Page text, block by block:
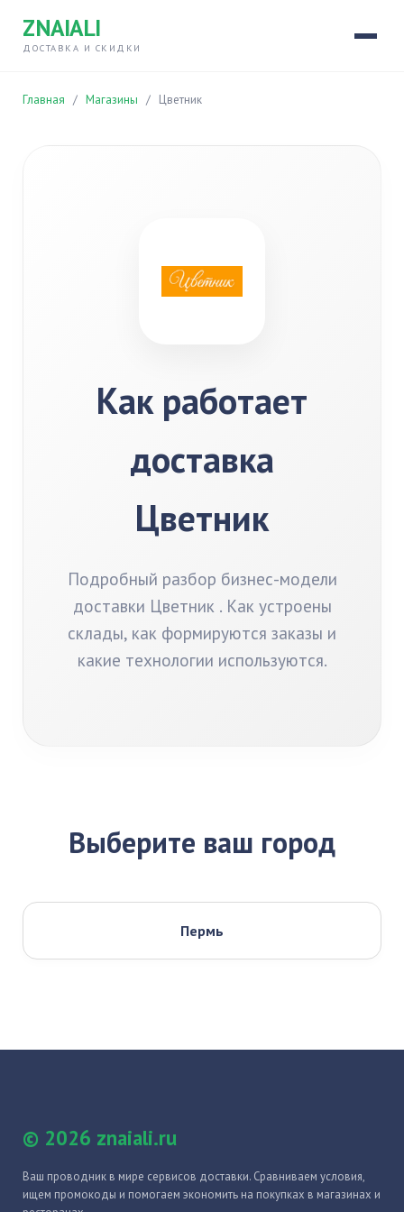
ZNAIALI
ДОСТАВКА И СКИДКИ
Главная / Магазины / Цветник
Как работает
доставка
Цветник
Подробный разбор бизнес-модели
доставки Цветник . Как устроены
склады, как формируются заказы и
какие технологии используются.
Выберите ваш город
Пермь
© 2026 znaiali.ru
Ваш проводник в мире сервисов доставки. Сравниваем условия,
ищем промокоды и помогаем экономить на покупках в магазинах и